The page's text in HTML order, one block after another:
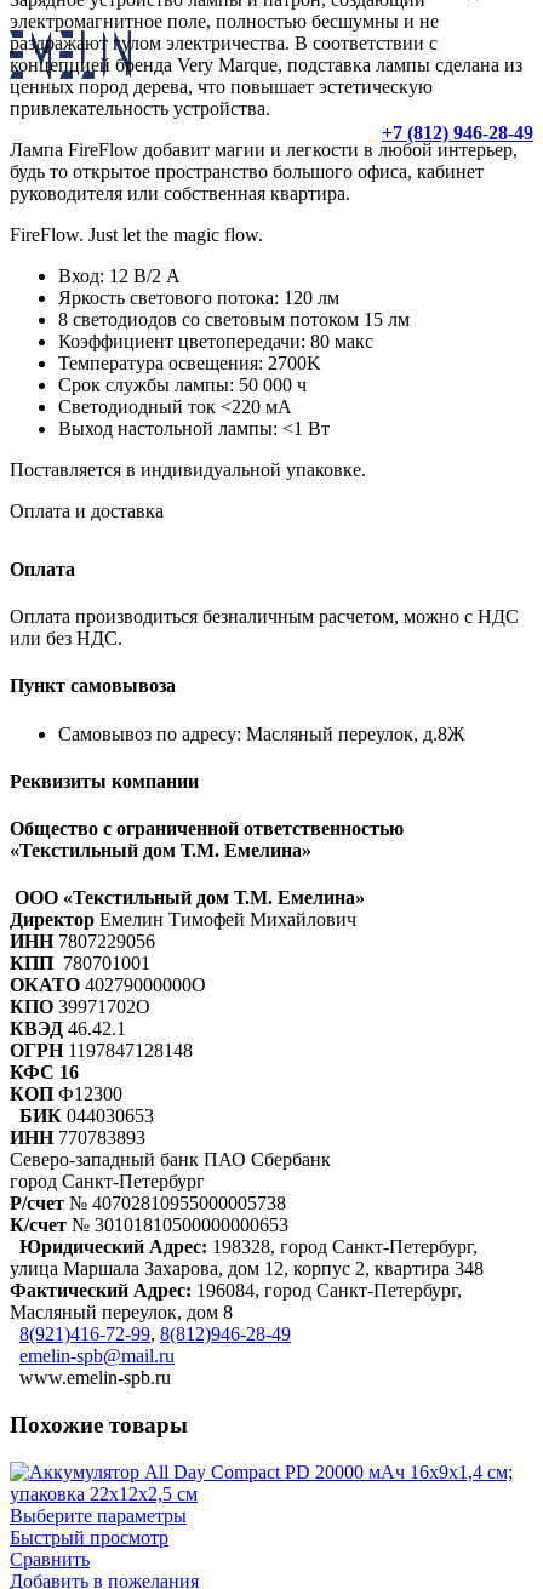
+7 (812) 946-28-49
электромагнитное поле, полностью бесшумны и не
раздражают гулом электричества. В соответствии с
концепцией бренда Very Marque, подставка лампы сделана из
ценных пород дерева, что повышает эстетическую
привлекательность устройства.
Лампа FireFlow добавит магии и легкости в любой интерьер,
будь то открытое пространство большого офиса, кабинет
руководителя или собственная квартира.
FireFlow. Just let the magic flow.
Вход: 12 В/2 A
Яркость светового потока: 120 лм
8 светодиодов со световым потоком 15 лм
Коэффициент цветопередачи: 80 макс
Температура освещения: 2700K
Срок службы лампы: 50 000 ч
Светодиодный ток <220 мА
Выход настольной лампы: <1 Вт
Поставляется в индивидуальной упаковке.
Оплата и доставка
Оплата
Оплата производиться безналичным расчетом, можно с НДС
или без НДС.
Пункт самовывоза
Самовывоз по адресу: Масляный переулок, д.8Ж
Реквизиты компании
Общество с ограниченной ответственностью
«Текстильный дом Т.М. Емелина»
ООО «Текстильный дом Т.М. Емелина»
Директор Емелин Тимофей Михайлович
ИНН 7807229056
КПП 780701001
ОКАТО 40279000000О
КПО 39971702О
КВЭД 46.42.1
ОГРН1197847128148
КФС 16
КОП Ф12300
БИК 044030653
ИНН770783893
Северо-западный банк ПАО Сбербанк
город Санкт-Петербург
Р/счет № 40702810955000005738
К/счет № 30101810500000000653
Юридический Адрес: 198328, город Санкт-Петербург,
улица Маршала Захарова, дом 12, корпус 2, квартира 348
Фактический Адрес: 196084, город Санкт-Петербург,
Масляный переулок, дом 8
8(921)416-72-99, 8(812)946-28-49
emelin-spb@mail.ru
www.emelin-spb.ru
Похожие товары
Выберите параметры
Быстрый просмотр
Сравнить
Добавить в пожелания